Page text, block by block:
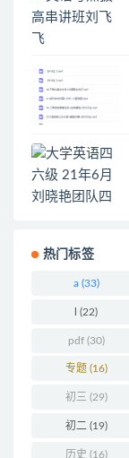
热门标签
a(33)
(22)
pdf(30)
专题(16)
初三 (29)
初二 (19)
历史 (16)